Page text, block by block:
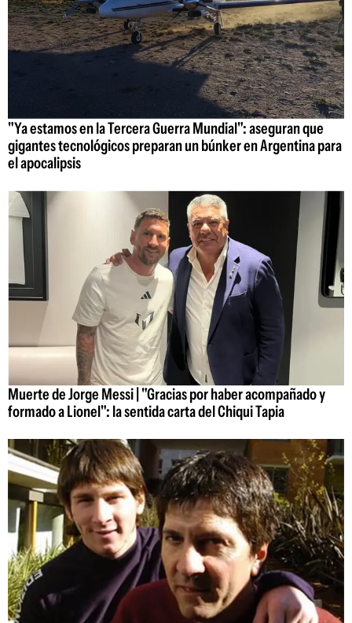
"Ya estamos en la Tercera Guerra Mundial": aseguran que
gigantes tecnológicos preparan un búnker en Argentina para
el apocalipsis
Muerte de Jorge Messi | "Gracias por haber acompañado y
formado a Lionel": la sentida carta del Chiqui Tapia